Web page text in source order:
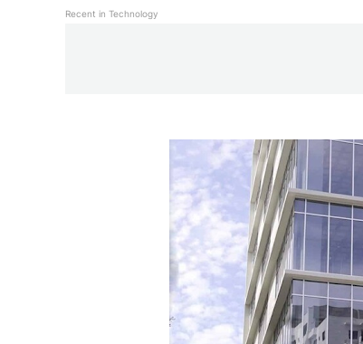
Recent in Technology